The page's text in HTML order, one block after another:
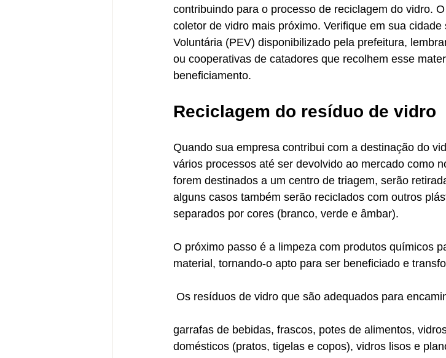
contribuindo para o processo de reciclagem do vidro.
coletor de vidro mais próximo. Verifique em sua
Voluntária (PEV) disponibilizado pela prefeitura,
ou cooperativas de catadores que recolhem esse
beneficiamento.
Reciclagem do resíduo de vidro
Quando sua empresa contribui com a destinação do
vários processos até ser devolvido ao mercado como
forem destinados a um centro de triagem, serão
alguns casos também serão reciclados com outros
separados por cores (branco, verde e âmbar).
O próximo passo é a limpeza com produtos químicos
material, tornando-o apto para ser beneficiado e
Os resíduos de vidro que são adequados para
garrafas de bebidas, frascos, potes de alimentos,
domésticos (pratos, tigelas e copos), vidros lisos e